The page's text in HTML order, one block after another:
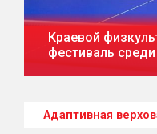
Краевой
фестиваль
Адаптивная